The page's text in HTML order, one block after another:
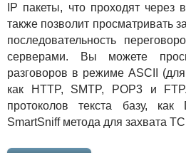
IP пакеты, что проходят через
также позволит просматривать
последовательность
серверами. Вы можете
разговоров в режиме ASCII
как HTTP, SMTP, POP3 и
протоколов текста базу,
SmartSniff метода для захвата